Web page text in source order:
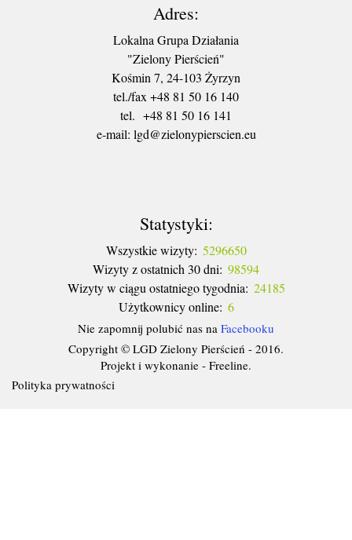
Adres:
Lokalna Grupa Działania
"Zielony Pierścień"
Kośmin 7, 24-103 Żyrzyn
tel./fax +48 81 50 16 140
tel. +48 81 50 16 141
​e-mail: lgd@zielonypierscien.eu
Statystyki:
Wszystkie wizyty: 5296650
Wizyty z ostatnich 30 dni: 98594
Wizyty w ciągu ostatniego tygodnia: 24185
Użytkownicy online: 6
Nie zapomnij polubić nas na Facebooku
Copyright © LGD Zielony Pierścień - 2016.
Projekt i wykonanie - Freeline.
Polityka prywatności